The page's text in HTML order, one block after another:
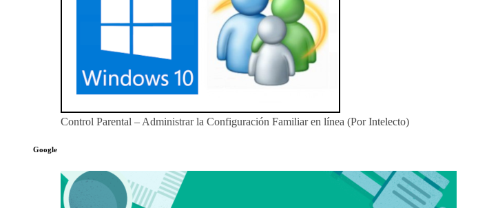
Control Parental – Administrar la Configuración Familiar en línea (Por Intelecto)
Google